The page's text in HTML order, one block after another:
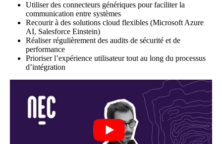
Utiliser des connecteurs génériques pour faciliter la
communication entre systèmes
Recourir à des solutions cloud flexibles (Microsoft Azure
AI, Salesforce Einstein)
Réaliser régulièrement des audits de sécurité et de
performance
Prioriser l’expérience utilisateur tout au long du processus
d’intégration